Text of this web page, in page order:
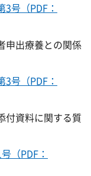
号（PDF：
申出療養との関係
号（PDF：
付資料に関する質
（PDF：